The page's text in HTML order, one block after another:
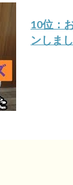
10位：
ンしま